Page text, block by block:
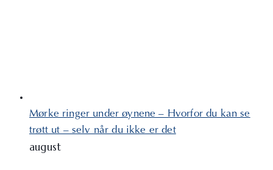
Mørke ringer under øynene – Hvorfor du kan se
trøtt ut – selv når du ikke er det
august